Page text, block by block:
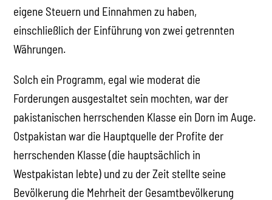
eigene Steuern und Einnahmen zu haben,
einschließlich der Einführung von zwei getrennten
Währungen.
Solch ein Programm, egal wie moderat die
Forderungen ausgestaltet sein mochten, war der
pakistanischen herrschenden Klasse ein Dorn im Auge.
Ostpakistan war die Hauptquelle der Profite der
herrschenden Klasse (die hauptsächlich in
Westpakistan lebte) und zu der Zeit stellte seine
Bevölkerung die Mehrheit der Gesamtbevölkerung